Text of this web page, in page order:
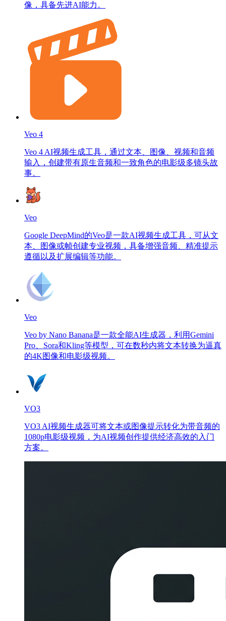
像，具备先进AI能力。
Veo 4
Veo 4 AI视频生成工具，通过文本、图像、视频和音频
输入，创建带有原生音频和一致角色的电影级多镜头故
事。
Veo
Google DeepMind的Veo是一款AI视频生成工具，可从文
本、图像或帧创建专业视频，具备增强音频、精准提示
遵循以及扩展编辑等功能。
Veo
Veo by Nano Banana是一款全能AI生成器，利用Gemini
Pro、Sora和Kling等模型，可在数秒内将文本转换为逼真
的4K图像和电影级视频。
VO3
VO3 AI视频生成器可将文本或图像提示转化为带音频的
1080p电影级视频，为AI视频创作提供经济高效的入门
方案。